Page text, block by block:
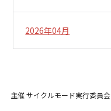
2026年04月
主催 サイクルモード実行委員会